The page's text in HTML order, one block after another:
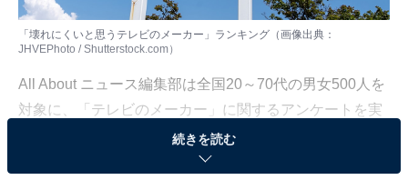
「壊れにくいと思うテレビのメーカー」ランキング（画像出典：
JHVEPhoto / Shutterstock.com）
All About ニュース編集部は全国20～70代の男女500人を
対象に、「テレビのメーカー」に関するアンケートを実
施しました。本記事ではその結果から、「壊れにくいと
思うテレビのメーカー」ランキングを紹介します！
続きを読む